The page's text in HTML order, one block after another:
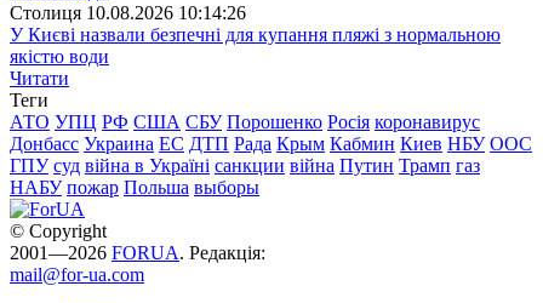
Столиця 10.08.2026 10:14:26
У Києві назвали безпечні для купання пляжі з нормальною
якістю води
Читати
Теги
АТО УПЦ РФ США СБУ Порошенко Росія коронавирус
Донбасс Украина ЕС ДТП Рада Крым Кабмин Киев НБУ ООС
ГПУ суд війна в Україні санкции війна Путин Трамп газ
НАБУ пожар Польша выборы
© Copyright
2001—2026 FORUA. Редакція:
mail@for-ua.com